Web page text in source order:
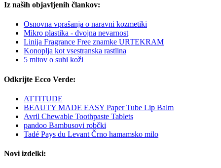
Iz naših objavljenih člankov:
Osnovna vprašanja o naravni kozmetiki
Mikro plastika - dvojna nevarnost
Linija Fragrance Free znamke URTEKRAM
Konoplja kot vsestranska rastlina
5 mitov o suhi koži
Odkrijte Ecco Verde:
ATTITUDE
BEAUTY MADE EASY Paper Tube Lip Balm
Avril Chewable Toothpaste Tablets
pandoo Bambusovi robčki
Tadé Pays du Levant Črno hamamsko milo
Novi izdelki: